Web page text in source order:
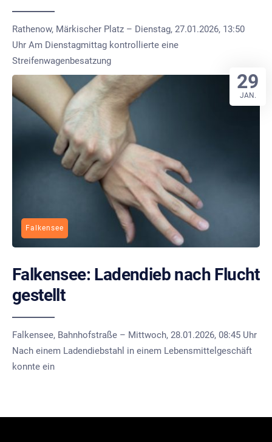
Rathenow, Märkischer Platz – Dienstag, 27.01.2026, 13:50
Uhr Am Dienstagmittag kontrollierte eine
Streifenwagenbesatzung
Falkensee
Falkensee: Ladendieb nach Flucht
gestellt
Falkensee, Bahnhofstraße – Mittwoch, 28.01.2026, 08:45 Uhr
Nach einem Ladendiebstahl in einem Lebensmittelgeschäft
konnte ein
29
JAN.